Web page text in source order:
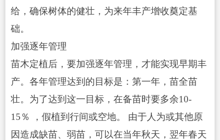
给，确保树体的健壮，为来年丰产增收奠定基
础。
加强逐年管理
苗木定植后，要加强逐年管理，才能实现早期丰
产。各年管理达到的目标是：第一年，苗全苗
壮。为了达到这一目标，在备苗时要多余10-
15％ ，假植到行间或空地。 由于人为或其他原
因造成缺苗、弱苗，可以在当年秋天，翌年春天